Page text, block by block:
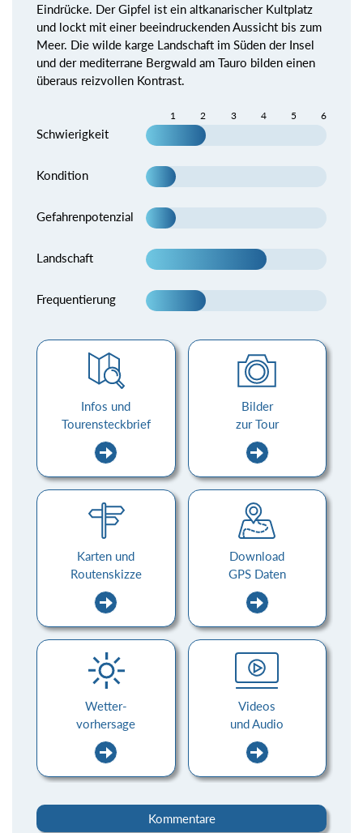
Eindrücke. Der Gipfel ist ein altkanarischer Kultplatz
und lockt mit einer beeindruckenden Aussicht bis zum
Meer. Die wilde karge Landschaft im Süden der Insel
und der mediterrane Bergwald am Tauro bilden einen
überaus reizvollen Kontrast.
1 2 3 4 5 6
Schwierigkeit
Kondition
Gefahrenpotenzial
Landschaft
Frequentierung
Infos und
Tourensteckbrief
Bilder
zur Tour
Karten und
Routenskizze
Download
GPS Daten
Wetter-
vorhersage
Videos
und Audio
Kommentare